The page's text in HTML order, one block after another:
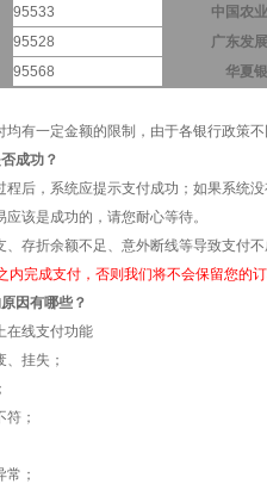
95533 中国农
95528 广东发
95568 华夏
均有一定金额的限制，由于各银行政策
成功？
程后，系统应提示支付成功；如果系统
该是成功的，请您耐心等待。
存折余额不足、意外断线等导致支付
内完成支付，否则我们将不会保留您的订
因有哪些？
在线支付功能
挂失；
；
；